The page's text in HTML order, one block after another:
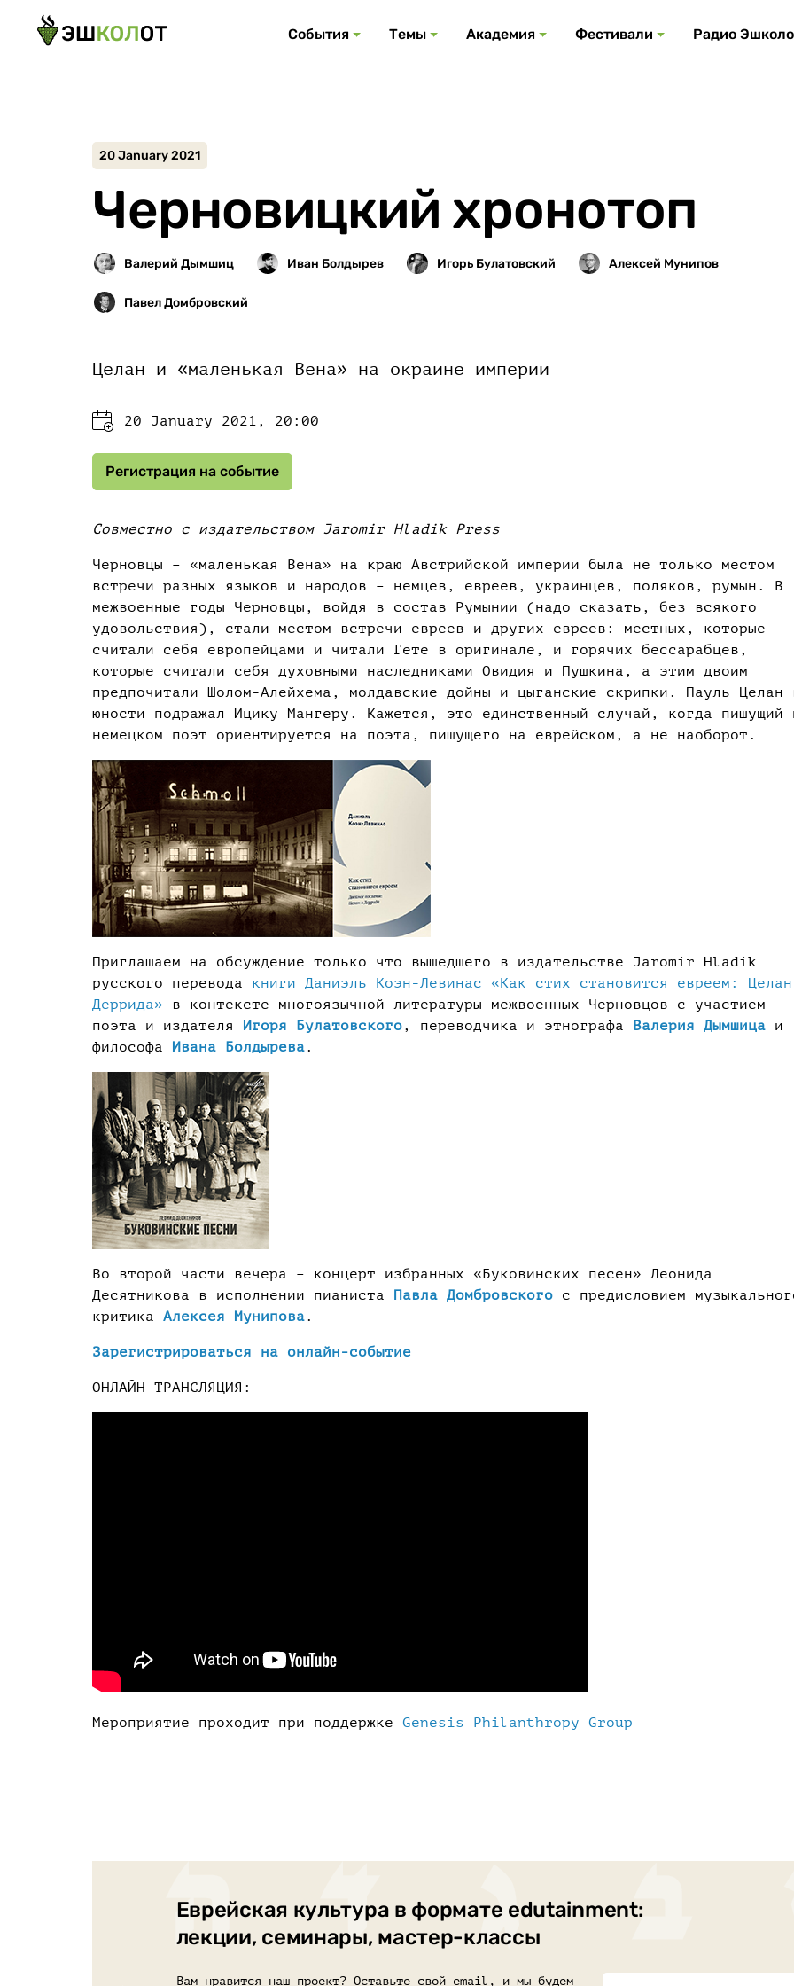
События
Темы
Все темы
Академия
Фестивали
Радио
Черновицкий хронотоп
20 January 2021
Целан и «маленькая Вена» на окраине империи
20 January 2021, 20:00
Регистрация на событие
Совместно с издательством Jaromir Hladik Press
Черновцы – «маленькая Вена» на краю Австрийской империи была не только местом
встречи разных языков и народов – немцев, евреев, украинцев, поляков, румын. В
межвоенные годы Черновцы, войдя в состав Румынии (надо сказать, без всякого
удовольствия), стали местом встречи евреев и других евреев: местных, которые
считали себя европейцами и читали Гете в оригинале, и горячих бессарабцев,
которые считали себя духовными наследниками Овидия и Пушкина, а этим двоим
предпочитали Шолом-Алейхема, молдавские дойны и цыганские скрипки. Пауль Целан
юности подражал Ицику Мангеру. Кажется, это единственный случай, когда пишущий
немецком поэт ориентируется на поэта, пишущего на еврейском, а не наоборот.
Приглашаем на обсуждение только что вышедшего в издательстве Jaromir Hladik
русского перевода книги Даниэль Коэн-Левинас «Как стих становится евреем:
Деррида» в контексте многоязычной литературы межвоенных Черновцов с участием
поэта и издателя Игоря Булатовского, переводчика и этнографа Валерия Дымшица и
философа Ивана Болдырева.
Во второй части вечера – концерт избранных «Буковинских песен» Леонида
Десятникова в исполнении пианиста Павла Домбровского с предисловием
критика Алексея Мунипова.
Зарегистрироваться на онлайн-событие
ОНЛАЙН-ТРАНСЛЯЦИЯ:
Мероприятие проходит при поддержке Genesis Philanthropy Group
Еврейская культура в формате edutainment:
лекции, семинары, мастер-классы
Вам нравится наш проект? Оставьте свой email, и мы будем